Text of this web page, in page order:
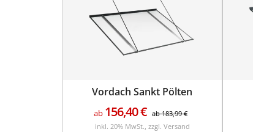
Vordach Sankt Pölten
ab 156,40€ ab183,99€
inkl. 20% MwSt., zzgl. Versand